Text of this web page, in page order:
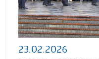
23.02.2026